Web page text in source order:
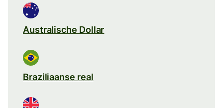
Australische Dollar
Braziliaanse real